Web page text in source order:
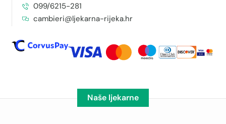
099/6215-281
cambieri@ljekarna-rijeka.hr
Naše ljekarne